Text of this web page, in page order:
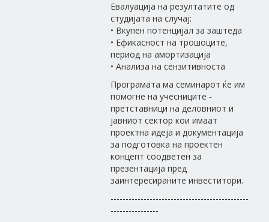
Евалуација на резултатите од
студијата на случај:
• Вкупен потенцијал за заштеда
• Ефикасност на трошоците,
период на амортизација
• Анализа на сензитивноста
Програмата ма семинарот ќе им
помогне на учесниците -
претставници на деловниот и
јавниот сектор кои имаат
проектна идеја и документација
за подготовка на проектен
концепт соодветен за
презентација пред
заинтересираните инвеститори.
----------------------------------------------
----------------